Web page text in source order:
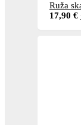
Ruža
17,90 €